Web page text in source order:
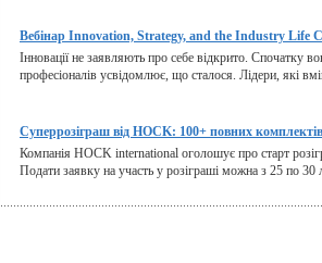
Вебінар Innovation, Strategy, and the Industry Life
Інновації не заявляють про себе відкрито. Спочатку
професіоналів усвідомлює, що сталося. Лідери, які
Суперрозіграш від HOCK: 100+ повних
Компанія HOCK international оголошує про старт
Подати заявку на участь у розіграші можна з 25 по 30